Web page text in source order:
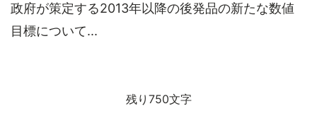
政府が策定する2013年以降の後発品の新たな数値
目標について...
残り750文字